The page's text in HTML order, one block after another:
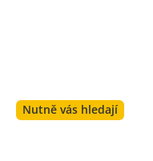
Nutně vás hledají